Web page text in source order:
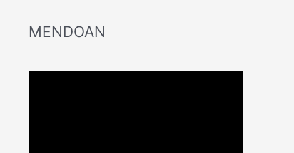
MENDOAN